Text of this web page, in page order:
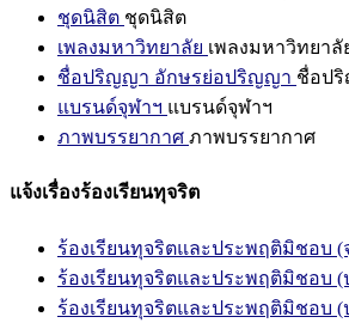
ชุดนิสิต ชุดนิสิต
เพลงมหาวิทยาลัย เพลงมหาวิทยาลั
ชื่อปริญญา อักษรย่อปริญญา ชื่อป
แบรนด์จุฬาฯ แบรนด์จุฬาฯ
ภาพบรรยากาศ ภาพบรรยากาศ
แจ้งเรื่องร้องเรียนทุจริต
ร้องเรียนทุจริตและประพฤติมิชอบ (
ร้องเรียนทุจริตและประพฤติมิชอบ (
ร้องเรียนทุจริตและประพฤติมิชอบ (